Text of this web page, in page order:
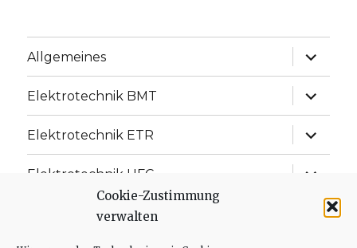
Cookie-Zustimmung
verwalten
Allgemeines
Elektrotechnik BMT
Elektrotechnik ETR
Elektrotechnik UFC
Elektrotechnik ISD